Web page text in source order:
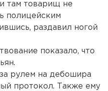
там товарищ не
полицейским
раздавил ногой
показало, что
рулем на дебошира
протокол. Также ему